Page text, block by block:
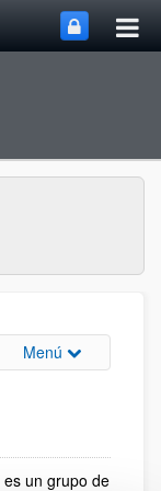
Menú Abrir/cerrar
es un grupo de